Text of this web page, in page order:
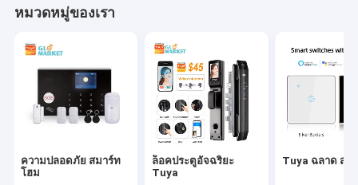
หมวดหมู่ของเรา
ความปลอดภัย สมาร์ท
โฮม
ล็อคประตูอัจฉริยะ
Tuya
Tuya ฉลาด สวิ